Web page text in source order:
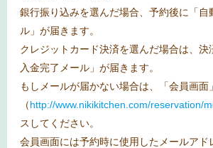
銀行振り込みを選んだ場合、予約後に「自
ル」が届きます。
クレジットカード決済を選んだ場合は、決
入金完了メール」が届きます。
もしメールが届かない場合は、「会員画面」
（http://www.nikikitchen.com/reservation/
スしてください。
会員画面には予約時に使用したメールアド